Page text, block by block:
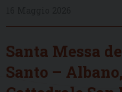
Santa Messa
Santo –